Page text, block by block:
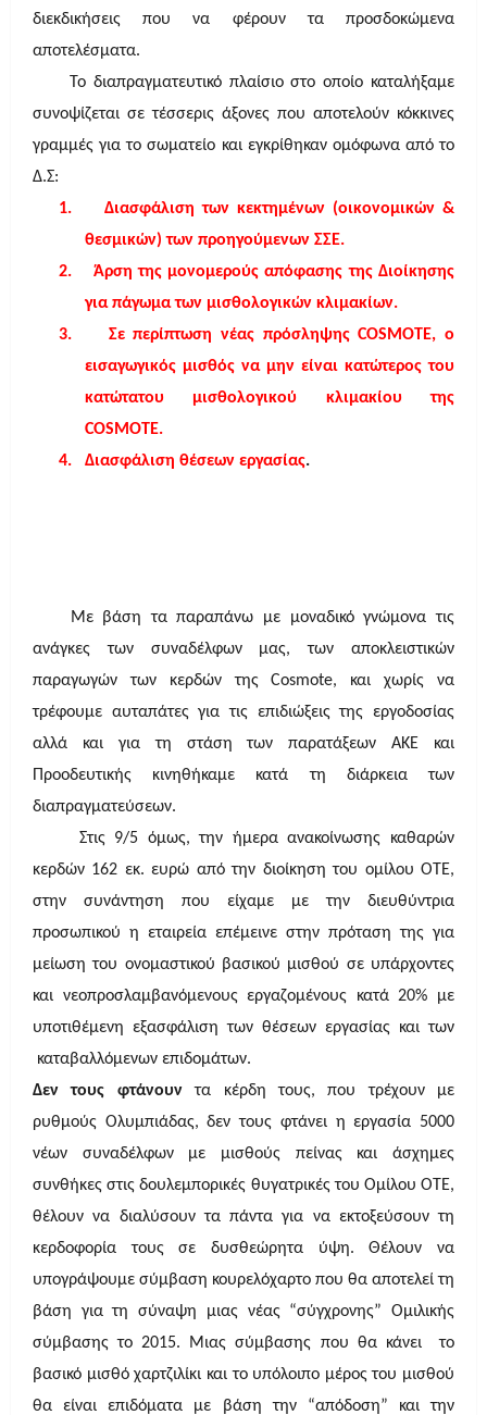
διεκδικήσεις που να φέρουν τα προσδοκώμενα
αποτελέσματα.
Το διαπραγματευτικό πλαίσιο στο οποίο καταλήξαμε
συνοψίζεται σε τέσσερις άξονες που αποτελούν κόκκινες
γραμμές για το σωματείο και εγκρίθηκαν ομόφωνα από το
Δ.Σ:
1.
Διασφάλιση των κεκτημένων (οικονομικών &
θεσμικών) των προηγούμενων ΣΣΕ.
2.
Άρση της μονομερούς απόφασης της Διοίκησης
για πάγωμα των μισθολογικών κλιμακίων.
3.
Σε περίπτωση νέας πρόσληψηςCOSMOTE, ο
εισαγωγικός μισθός να μην είναι κατώτερος του
κατώτατου μισθολογικού κλιμακίου της
COSMOTE.
4.
Διασφάλιση θέσεων εργασίας.
Με βάση τα παραπάνω με μοναδικό γνώμονα τις
ανάγκες των συναδέλφων μας, των αποκλειστικών
παραγωγών των κερδών τηςCosmote, και χωρίς να
τρέφουμε αυταπάτες για τις επιδιώξεις της εργοδοσίας
αλλά και για τη στάση των παρατάξεων ΑΚΕ και
Προοδευτικής κινηθήκαμε κατά τη διάρκεια των
διαπραγματεύσεων.
Στις 9/5 όμως, την ήμερα ανακοίνωσης καθαρών
κερδών 162 εκ. ευρώ από την διοίκηση του ομίλου ΟΤΕ,
στην συνάντηση που είχαμε με την διευθύντρια
προσωπικού η εταιρεία επέμεινε στην πρόταση της για
μείωση του ονομαστικού βασικού μισθού σε υπάρχοντες
και νεοπροσλαμβανόμενους εργαζομένους κατά 20% με
υποτιθέμενη εξασφάλιση των θέσεων εργασίας και των
καταβαλλόμενων επιδομάτων.
Δεν τους φτάνουντα κέρδη τους, που τρέχουν με
ρυθμούς Ολυμπιάδας, δεν τους φτάνει η εργασία 5000
νέων συναδέλφων με μισθούς πείνας και άσχημες
συνθήκες στις δουλεμπορικές θυγατρικές του Ομίλου ΟΤΕ,
θέλουν να διαλύσουν τα πάντα για να εκτοξεύσουν τη
κερδοφορία τους σε δυσθεώρητα ύψη. Θέλουν να
υπογράψουμε σύμβαση κουρελόχαρτο που θα αποτελεί τη
βάση για τη σύναψη μιας νέας “σύγχρονης” Ομιλικής
σύμβασης το 2015. Μιας σύμβασης που θα κάνει το
βασικό μισθό χαρτζιλίκι και το υπόλοιπο μέρος του μισθού
θα είναι επιδόματα με βάση την “απόδοση” και την